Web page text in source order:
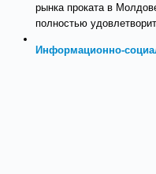
рынка проката в
полностью
Информационно-